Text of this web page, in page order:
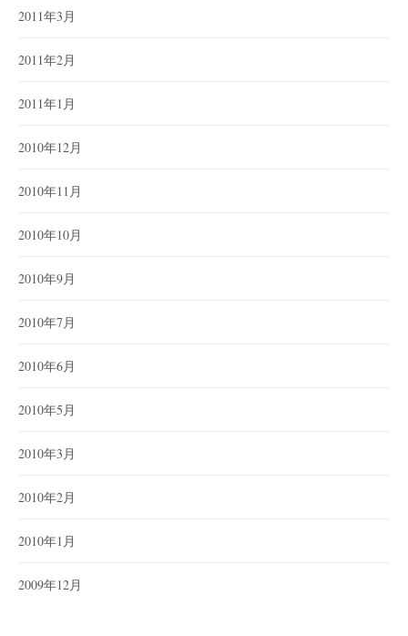
2011年3月
2011年2月
2011年1月
2010年12月
2010年11月
2010年10月
2010年9月
2010年7月
2010年6月
2010年5月
2010年3月
2010年2月
2010年1月
2009年12月